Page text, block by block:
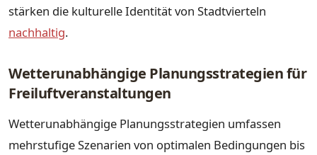
stärken die kulturelle Identität von Stadtvierteln
nachhaltig.
Wetterunabhängige Planungsstrategien für
Freiluftveranstaltungen
Wetterunabhängige Planungsstrategien umfassen
mehrstufige Szenarien von optimalen Bedingungen bis